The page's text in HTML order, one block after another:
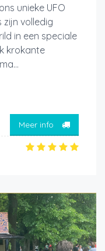
unieke UFO
volledig
in een speciale
krokante
Meer info